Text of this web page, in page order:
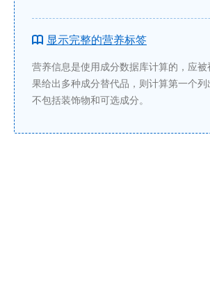
显示完整的营养标签
营养信息是使用成分数据库计算的，应
果给出多种成分替代品，则计算第一个列
不包括装饰物和可选成分。